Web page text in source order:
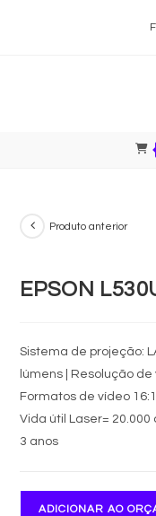
Produto anterior
EPSON
Sistema de projeção:
lúmens | Resolução de
Formatos de vídeo
Vida útil Laser=
3 anos
ADICIONAR AO